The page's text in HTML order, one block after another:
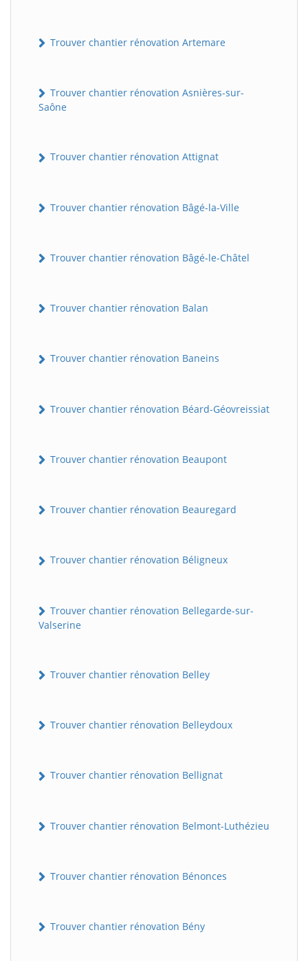
Trouver chantier rénovation Artemare
Trouver chantier rénovation Asnières-sur-
Saône
Trouver chantier rénovation Attignat
Trouver chantier rénovation Bâgé-la-Ville
Trouver chantier rénovation Bâgé-le-Châtel
Trouver chantier rénovation Balan
Trouver chantier rénovation Baneins
Trouver chantier rénovation Béard-Géovreissiat
Trouver chantier rénovation Beaupont
Trouver chantier rénovation Beauregard
Trouver chantier rénovation Béligneux
Trouver chantier rénovation Bellegarde-sur-
Valserine
Trouver chantier rénovation Belley
Trouver chantier rénovation Belleydoux
Trouver chantier rénovation Bellignat
Trouver chantier rénovation Belmont-Luthézieu
Trouver chantier rénovation Bénonces
Trouver chantier rénovation Bény